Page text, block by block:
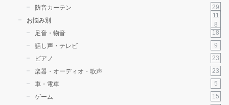
防音カーテン
29
お悩み別
11
8
足音・物音
18
話し声・テレビ
9
ピアノ
23
楽器・オーディオ・歌声
23
車・電車
5
ゲーム
15